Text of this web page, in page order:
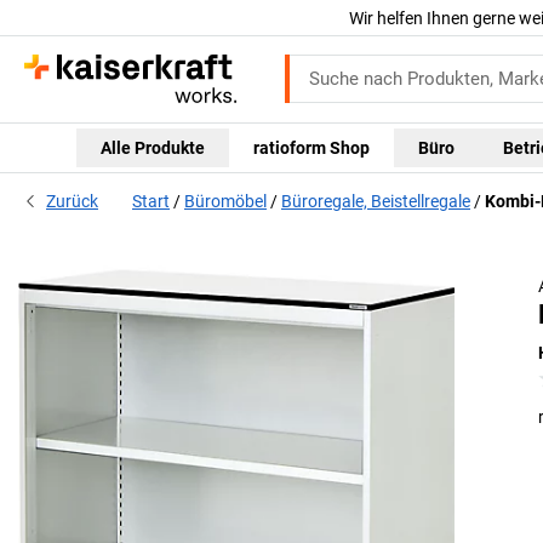
Wir helfen Ihnen gerne
Alle Produkte ratioform Shop Büro
Zurück Start Büromöbel Büroregale, Beistellregale